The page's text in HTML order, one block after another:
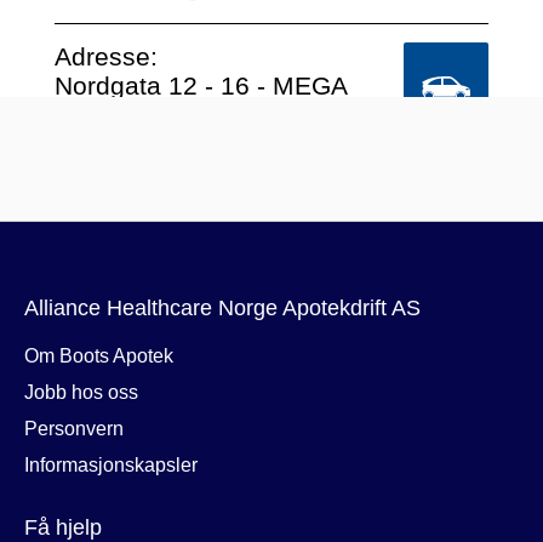
Alliance Healthcare Norge Apotekdrift AS
Om Boots Apotek
Jobb hos oss
Personvern
Informasjonskapsler
Få hjelp